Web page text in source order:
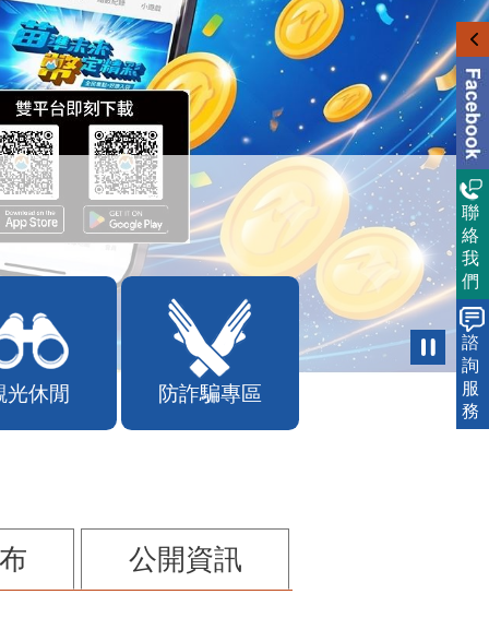
光休閒 防詐騙專區
公開資訊
聯
絡
我
們
諮
詢
服
務